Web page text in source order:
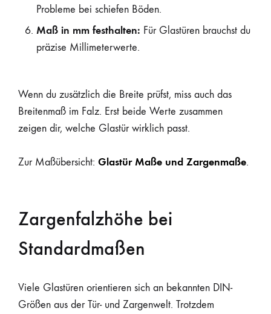
Probleme bei schiefen Böden.
Maß in mm festhalten: Für Glastüren brauchst du
präzise Millimeterwerte.
Wenn du zusätzlich die Breite prüfst, miss auch das
Breitenmaß im Falz. Erst beide Werte zusammen
zeigen dir, welche Glastür wirklich passt.
Zur Maßübersicht: Glastür Maße und Zargenmaße.
Zargenfalzhöhe bei
Standardmaßen
Viele Glastüren orientieren sich an bekannten DIN-
Größen aus der Tür- und Zargenwelt. Trotzdem